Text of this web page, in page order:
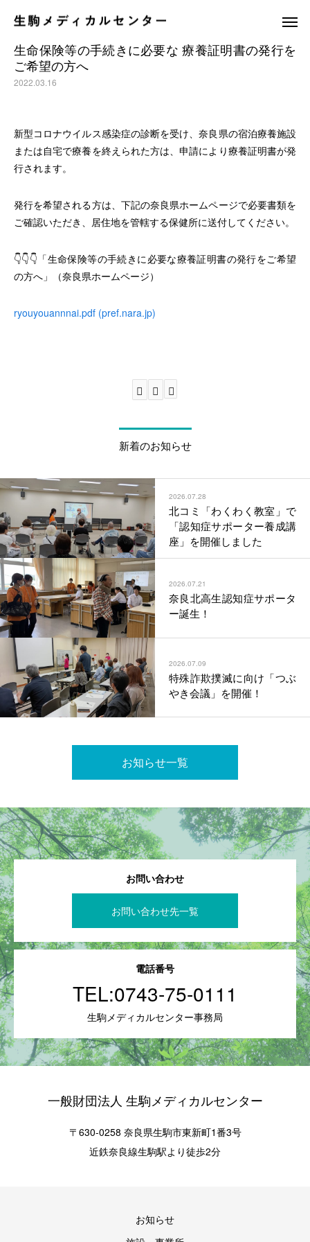
休日夜間応急診療所
生命保険等の手続きに必要な 療養証明書の発行を
ご希望の方へ
2022.03.16
新型コロナウイルス感染症の診断を受け、奈良県の宿泊療養施設
または自宅で療養を終えられた方は、申請により療養証明書が発
行されます。
発行を希望される方は、下記の奈良県ホームページで必要書類を
ご確認いただき、居住地を管轄する保健所に送付してください。
👇👇👇「生命保険等の手続きに必要な療養証明書の発行をご希望
の方へ」（奈良県ホームページ）
ryouyouannnai.pdf (pref.nara.jp)
新着のお知らせ
2026.07.28
北コミ「わくわく教室」で
「認知症サポーター養成講
座」を開催しました
2026.07.21
奈良北高生認知症サポータ
ー誕生！
2026.07.09
特殊詐欺撲滅に向け「つぶ
やき会議」を開催！
お知らせ一覧
お問い合わせ
お問い合わせ先一覧
電話番号
TEL:0743-75-0111
生駒メディカルセンター事務局
一般財団法人 生駒メディカルセンター
〒630-0258 奈良県生駒市東新町1番3号
近鉄奈良線生駒駅より徒歩2分
お知らせ